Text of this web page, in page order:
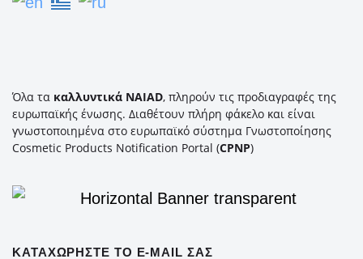
Όλα τα καλλυντικά NAIAD, πληρούν τις προδιαγραφές της
ευρωπαϊκής ένωσης. Διαθέτουν πλήρη φάκελο και είναι
γνωστοποιημένα στο ευρωπαϊκό σύστημα Γνωστοποίησης
Cosmetic Products Notification Portal (CPNP)
ΚΑΤΑΧΩΡΉΣΤΕ ΤΟ E-MAIL ΣΑΣ